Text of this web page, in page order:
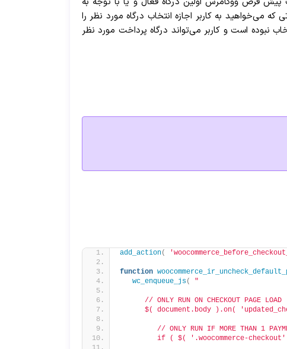
می‌خواهید به کاربر اجازه انتخاب درگاه مورد نظر را
نبوده است و کاربر می‌تواند درگاه پرداخت مورد نظر
add_action(
function
wc_enqueue_js( "
      // ONLY RUN ON CHECKOUT PAGE LOAD
$( document.body ).on(
// ONLY RUN IF MORE THAN 1
if ( $( '.woocommerce-